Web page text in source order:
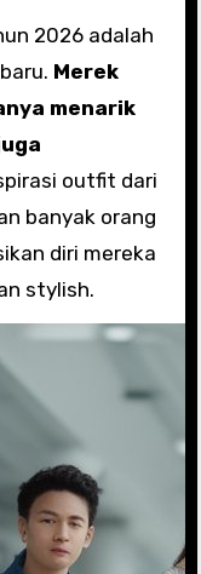
Merek
menarik
outfit dari
banyak orang
diri mereka
stylish.